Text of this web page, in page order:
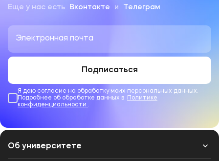
Еще у нас есть Вконтакте и Телеграм
Подписаться
Я даю согласие на обработку моих персональных данных.
Подробнее об обработке данных в
Политике
конфиденциальности .
Об университете